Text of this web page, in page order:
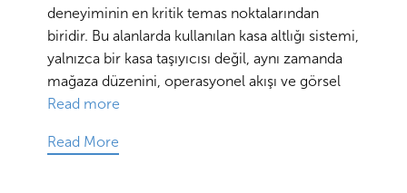
deneyiminin en kritik temas noktalarından
biridir. Bu alanlarda kullanılan kasa altlığı sistemi,
yalnızca bir kasa taşıyıcısı değil, aynı zamanda
mağaza düzenini, operasyonel akışı ve görsel
Read more
Read More